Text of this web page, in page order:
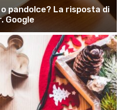
pandolce? La risposta di
Google